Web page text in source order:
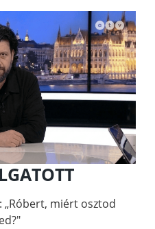
„Róbert, miért osztod